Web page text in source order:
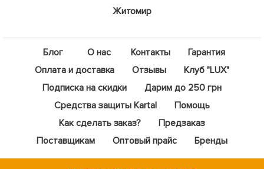
Житомир
Блог О нас Контакты
Гарантия
Оплата и доставка
Отзывы
Клуб "LUX"
Подписка на скидки
Дарим до 250 грн
Средства защиты Kartal
Помощь
Как сделать заказ?
Предзаказ
Поставщикам
Оптовый прайс Бренды